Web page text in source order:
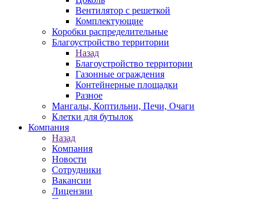
Вентилятор с решеткой
Комплектующие
Коробки распределительные
Благоустройство территории
Назад
Благоустройство территории
Газонные ограждения
Контейнерные площадки
Разное
Мангалы, Коптильни, Печи, Очаги
Клетки для бутылок
Компания
Назад
Компания
Новости
Сотрудники
Вакансии
Лицензии